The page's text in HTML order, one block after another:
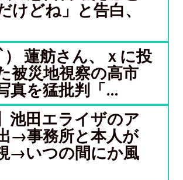
けどね」と告白、
`） 蓮舫さん、ｘに投
被災地視察の高市
真を猛批判「...
池田エライザのア
→事務所と本人が
→いつの間にか風